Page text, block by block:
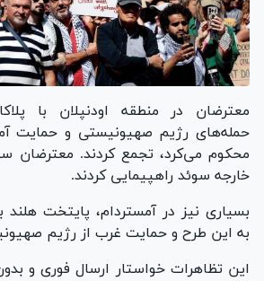
معترضان در منطقه اودنپلان با
حمله‌های رژیم صهیونیستی و حمایت
محکوم می‌کرد، تجمع کردند.
خارجه سوئد راهپیمایی کردند.
بسیاری نیز در آمستردام، پایتخت هلند
به این طرح و حمایت غرب از رژیم
این تظاهرات خواستار ارسال فوری و